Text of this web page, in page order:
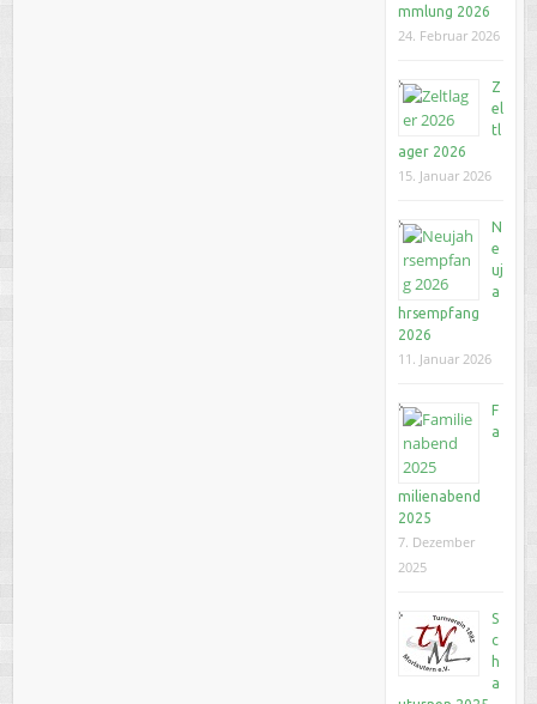
mmlung 2026
24. Februar 2026
Z
el
tl
ager 2026
15. Januar 2026
N
e
uj
a
hrsempfang
2026
11. Januar 2026
F
a
milienabend
2025
7. Dezember
2025
S
c
h
a